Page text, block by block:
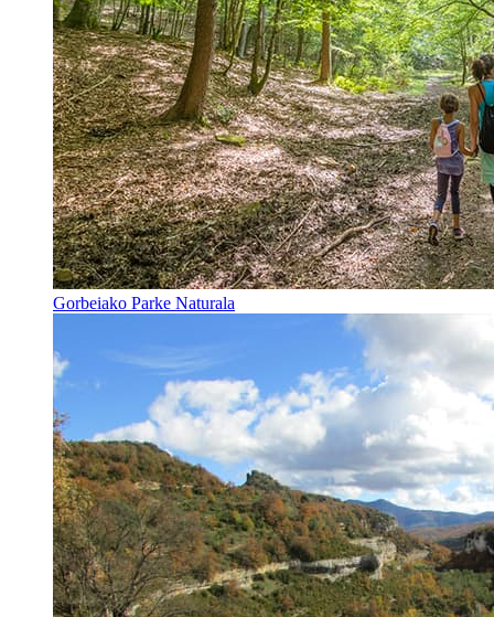
Gorbeiako Parke Naturala